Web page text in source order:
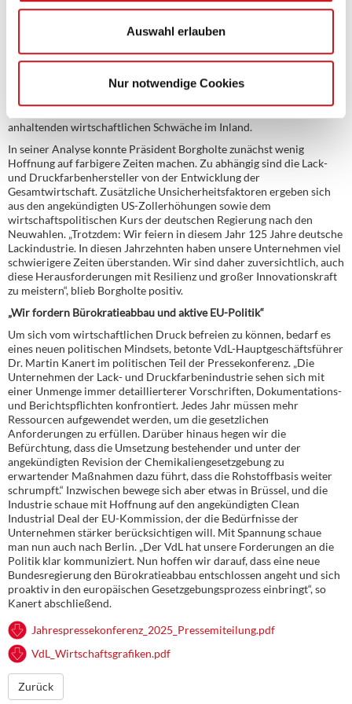
Auswahl erlauben
Nur notwendige Cookies
Importe und Exporte
Auch der internationale Handel entwickelte sich schwach: 2024
weniger als im Vorjahr. Die Umsätze aus Importen sanken deutlich (-7
importiert. Für 2025 erwartet der VdL moderate Zuwächse bei den
anhaltenden wirtschaftlichen Schwäche im Inland.
In seiner Analyse konnte Präsident Borgholte zunächst wenig
Hoffnung auf farbigere Zeiten machen. Zu abhängig sind die Lack-
und Druckfarbenhersteller von der Entwicklung der
Gesamtwirtschaft. Zusätzliche Unsicherheitsfaktoren ergeben sich
aus den angekündigten US-Zollerhöhungen sowie dem
wirtschaftspolitischen Kurs der deutschen Regierung nach den
Neuwahlen. „Trotzdem: Wir feiern in diesem Jahr 125 Jahre deutsche
Lackindustrie. In diesen Jahrzehnten haben unsere Unternehmen viel
schwierigere Zeiten überstanden. Wir sind daher zuversichtlich, auch
diese Herausforderungen mit Resilienz und großer Innovationskraft
zu meistern“, blieb Borgholte positiv.
„Wir fordern Bürokratieabbau und aktive EU-Politik“
Um sich vom wirtschaftlichen Druck befreien zu können, bedarf es
eines neuen politischen Mindsets, betonte VdL-Hauptgeschäftsführer
Dr. Martin Kanert im politischen Teil der Pressekonferenz. „Die
Unternehmen der Lack- und Druckfarbenindustrie sehen sich mit
einer Unmenge immer detaillierterer Vorschriften, Dokumentations-
und Berichtspflichten konfrontiert. Jedes Jahr müssen mehr
Ressourcen aufgewendet werden, um die gesetzlichen
Anforderungen zu erfüllen. Darüber hinaus hegen wir die
Befürchtung, dass die Umsetzung bestehender und unter der
angekündigten Revision der Chemikaliengesetzgebung zu
erwartender Maßnahmen dazu führt, dass die Rohstoffbasis weiter
schrumpft.“ Inzwischen bewege sich aber etwas in Brüssel, und die
Industrie schaue mit Hoffnung auf den angekündigten Clean
Industrial Deal der EU-Kommission, der die Bedürfnisse der
Unternehmen stärker berücksichtigen will. Mit Spannung schaue
man nun auch nach Berlin. „Der VdL hat unsere Forderungen an die
Politik klar kommuniziert. Nun hoffen wir darauf, dass eine neue
Bundesregierung den Bürokratieabbau entschlossen angeht und sich
proaktiv in den europäischen Gesetzgebungsprozess einbringt“, so
Kanert abschließend.
Jahrespressekonferenz_2025_Pressemiteilung.pdf
VdL_Wirtschaftsgrafiken.pdf
Zurück